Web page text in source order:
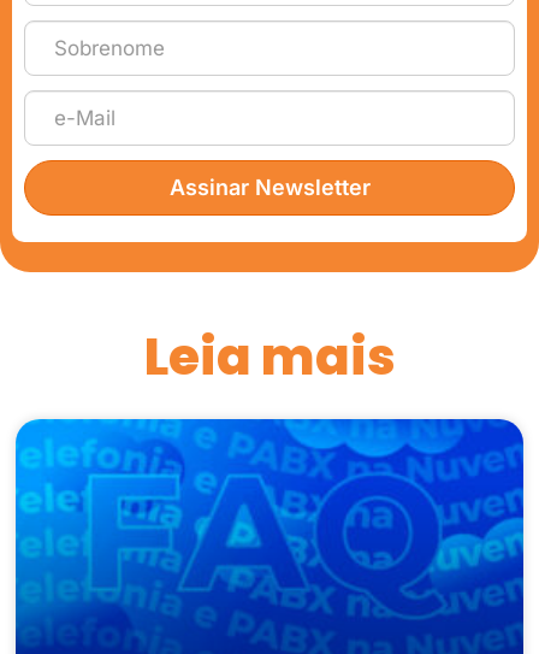
Assinar Newsletter
Leia mais